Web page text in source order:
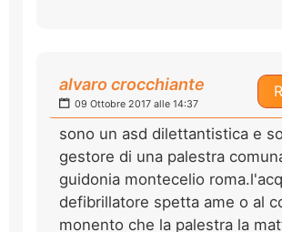
alvaro crocchiante
09 Ottobre 2017 alle 14:37
sono un asd dilettantistica e
gestore di una palestra
guidonia montecelio
defibrillatore spetta ame o al
monento che la palestra la